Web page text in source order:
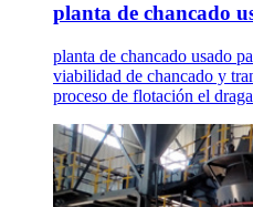
planta de chancado
planta de chancado usado
viabilidad de chancado y
proceso de flotación el